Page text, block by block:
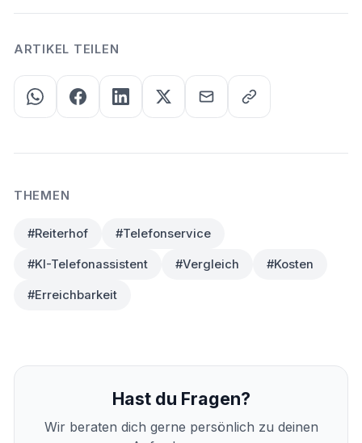
ARTIKEL TEILEN
THEMEN
#Reiterhof #Telefonservice
#KI-Telefonassistent #Vergleich #Kosten
#Erreichbarkeit
Hast du Fragen?
Wir beraten dich gerne persönlich zu deinen